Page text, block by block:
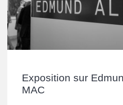
Exposition sur
MAC